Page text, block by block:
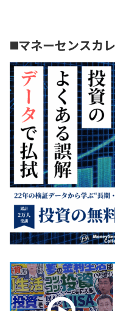
◼️マネーセンスカ